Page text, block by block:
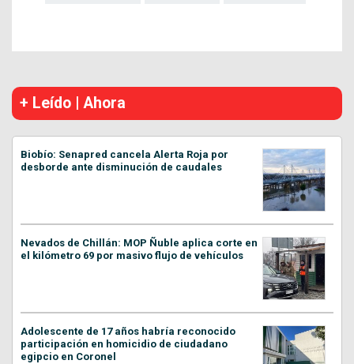
+ Leído | Ahora
Biobío: Senapred cancela Alerta Roja por
desborde ante disminución de caudales
Nevados de Chillán: MOP Ñuble aplica corte en
el kilómetro 69 por masivo flujo de vehículos
Adolescente de 17 años habría reconocido
participación en homicidio de ciudadano
egipcio en Coronel